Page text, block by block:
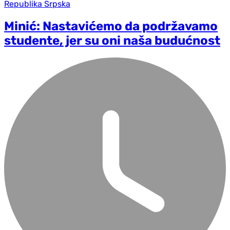
Republika Srpska
Minić: Nastavićemo da podržavamo
studente, jer su oni naša budućnost